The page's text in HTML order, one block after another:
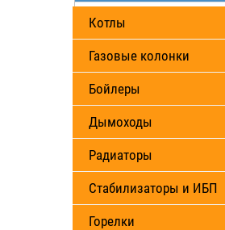
Котлы
Газовые колонки
Бойлеры
Дымоходы
Радиаторы
Стабилизаторы и ИБП
Горелки